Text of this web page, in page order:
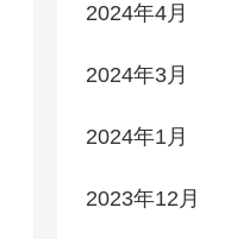
2024年4月
2024年3月
2024年1月
2023年12月